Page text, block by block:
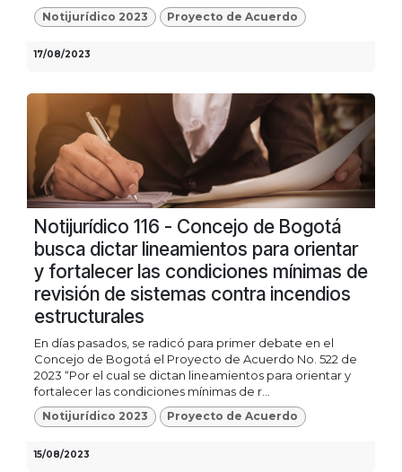
Notijurídico 2023 Proyecto de Acuerdo
17/08/2023
Notijurídico 116 - Concejo de Bogotá
busca dictar lineamientos para orientar
y fortalecer las condiciones mínimas de
revisión de sistemas contra incendios
estructurales
En días pasados, se radicó para primer debate en el
Concejo de Bogotá el Proyecto de Acuerdo No. 522 de
2023 “Por el cual se dictan lineamientos para orientar y
fortalecer las condiciones mínimas de r...
Notijurídico 2023 Proyecto de Acuerdo
15/08/2023